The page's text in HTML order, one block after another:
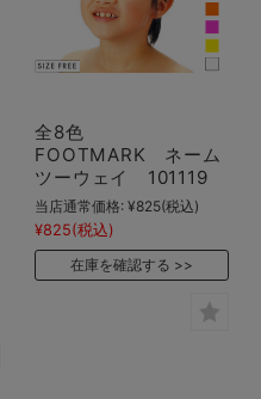
全8色
FOOTMARK ネーム
ツーウェイ 101119
当店通常価格: ¥825(税込)
¥825(税込)
在庫を確認する